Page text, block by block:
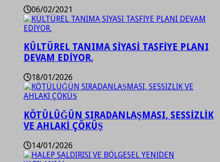
06/02/2021
KÜLTÜREL TANIMA SİYASİ TASFİYE PLANI
DEVAM EDİYOR.
18/01/2026
KÖTÜLÜĞÜN SIRADANLAŞMASI, SESSİZLİK
VE AHLAKİ ÇÖKÜŞ
14/01/2026